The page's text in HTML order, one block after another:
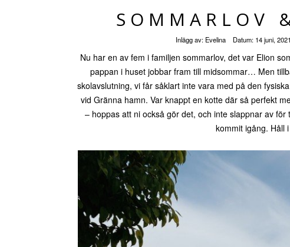
SOMMARLOV
Inlägg av: Evelina Datum: 14 juni, 2021
Nu har en av fem i familjen sommarlov, det var Elion
pappan i huset jobbar fram till midsommar… Men
skolavslutning, vi får såklart inte vara med på den
vid Gränna hamn. Var knappt en kotte där så perfekt
– hoppas att ni också gör det, och inte slappnar av
kommit igång. Håll